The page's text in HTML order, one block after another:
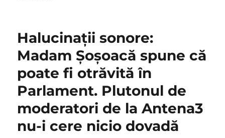
aur
din
Parlament:
Ce
mă,
Bă,
dispari
de
Halucinaţii sonore:
Madam Şoşoacă spune că
poate fi otrăvită în
Parlament. Plutonul de
moderatori de la Antena3
nu-i cere nicio dovadă